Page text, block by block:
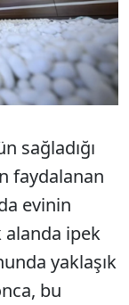
sağladığı
faydalanan
evinin
ipek
yaklaşık
bu